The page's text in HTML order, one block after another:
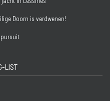
Doorn is verdwenen!
LIST